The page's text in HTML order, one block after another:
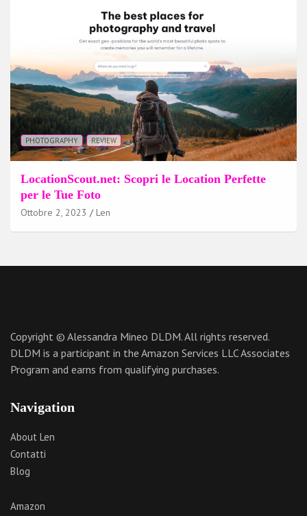
PHOTOGRAPHY REVIEW
LocationScout.net: Scopri le Location Perfette
per le Tue Foto
Ottobre 2, 2023 Len
Copyright © Alessandra Mineo DLDM. All rights reserved.
DLDM is a participant in the Amazon Services LLC Associates
Program and earns from qualifying purchases.
Navigation
About Len
Contatti
Blog
Amazon